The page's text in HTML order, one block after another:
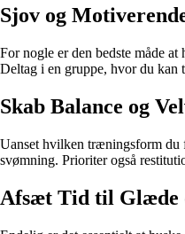
Sjov og
For nogle er den bedste måde
Deltag i en gruppe, hvor du kan
Skab Balance og
Uanset hvilken træningsform du
svømning. Prioriter også
Afsæt Tid til Glæde